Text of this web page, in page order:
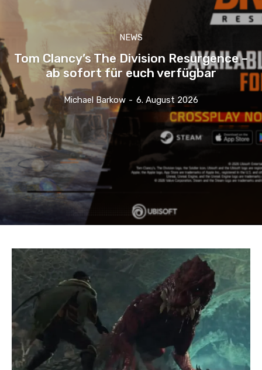
NEWS
Tom Clancy’s The Division Resurgence –
ab sofort für euch verfügbar
Michael Barkow - 6. August 2026